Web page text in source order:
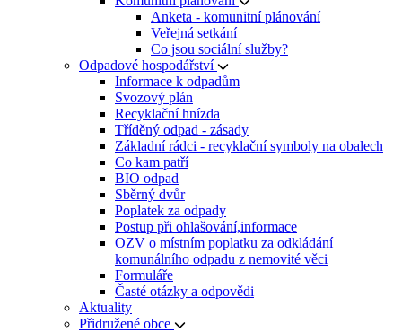
Anketa - komunitní plánování
Veřejná setkání
Co jsou sociální služby?
Odpadové hospodářství
Informace k odpadům
Svozový plán
Recyklační hnízda
Tříděný odpad - zásady
Základní rádci - recyklační symboly na obalech
Co kam patří
BIO odpad
Sběrný dvůr
Poplatek za odpady
Postup při ohlašování,informace
OZV o místním poplatku za odkládání
komunálního odpadu z nemovité věci
Formuláře
Časté otázky a odpovědi
Aktuality
Přidružené obce